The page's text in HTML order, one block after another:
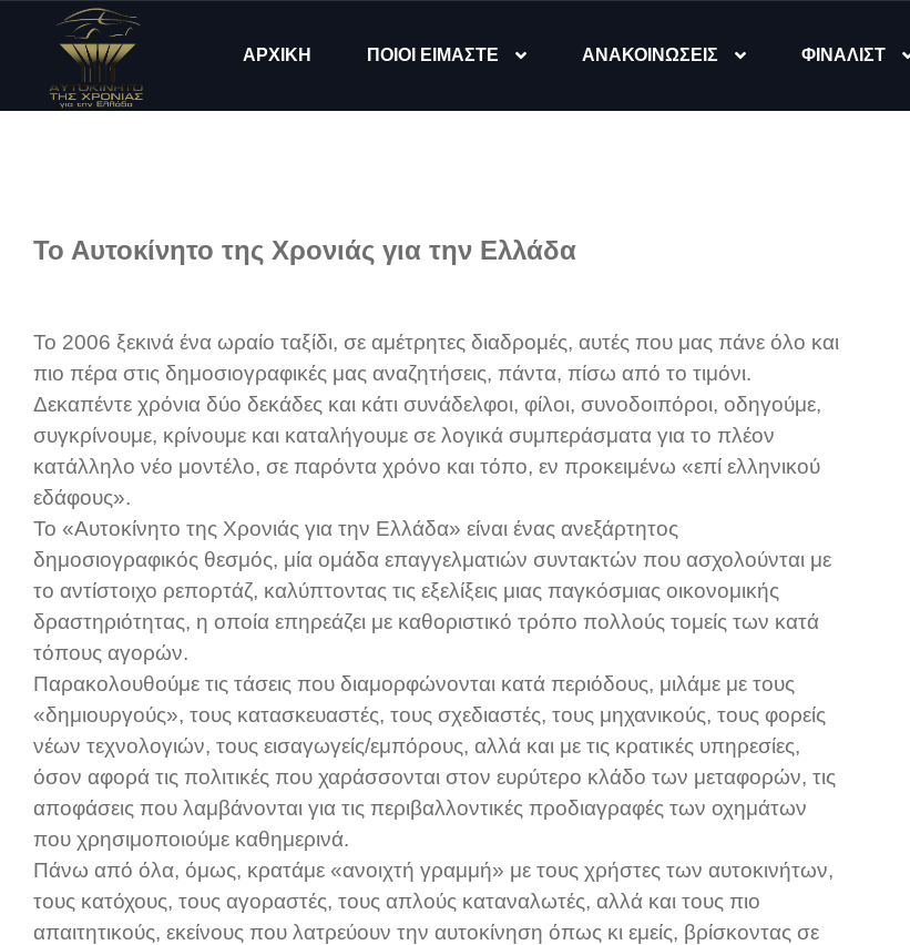
ΑΡΧΙΚΗ ΠΟΙΟΙ ΕΙΜΑΣΤΕ ΑΝΑΚΟΙΝΩΣΕΙΣ ΦΙΝΑΛΙΣΤ
Το Αυτοκίνητο της Χρονιάς για την Ελλάδα
To 2006 ξεκινά ένα ωραίο ταξίδι, σε αμέτρητες διαδρομές, αυτές που μας πάνε όλο και
πιο πέρα στις δημοσιογραφικές μας αναζητήσεις, πάντα, πίσω από το τιμόνι.
Δεκαπέντε χρόνια δύο δεκάδες και κάτι συνάδελφοι, φίλοι, συνοδοιπόροι, οδηγούμε,
συγκρίνουμε, κρίνουμε και καταλήγουμε σε λογικά συμπεράσματα για το πλέον
κατάλληλο νέο μοντέλο, σε παρόντα χρόνο και τόπο, εν προκειμένω «επί ελληνικού
εδάφους».
Το «Αυτοκίνητο της Χρονιάς για την Ελλάδα» είναι ένας ανεξάρτητος
δημοσιογραφικός θεσμός, μία ομάδα επαγγελματιών συντακτών που ασχολούνται με
το αντίστοιχο ρεπορτάζ, καλύπτοντας τις εξελίξεις μιας παγκόσμιας οικονομικής
δραστηριότητας, η οποία επηρεάζει με καθοριστικό τρόπο πολλούς τομείς των κατά
τόπους αγορών.
Παρακολουθούμε τις τάσεις που διαμορφώνονται κατά περιόδους, μιλάμε με τους
«δημιουργούς», τους κατασκευαστές, τους σχεδιαστές, τους μηχανικούς, τους φορείς
νέων τεχνολογιών, τους εισαγωγείς/εμπόρους, αλλά και με τις κρατικές υπηρεσίες,
όσον αφορά τις πολιτικές που χαράσσονται στον ευρύτερο κλάδο των μεταφορών, τις
αποφάσεις που λαμβάνονται για τις περιβαλλοντικές προδιαγραφές των οχημάτων
που χρησιμοποιούμε καθημερινά.
Πάνω από όλα, όμως, κρατάμε «ανοιχτή γραμμή» με τους χρήστες των αυτοκινήτων,
τους κατόχους, τους αγοραστές, τους απλούς καταναλωτές, αλλά και τους πιο
απαιτητικούς, εκείνους που λατρεύουν την αυτοκίνηση όπως κι εμείς, βρίσκοντας σε